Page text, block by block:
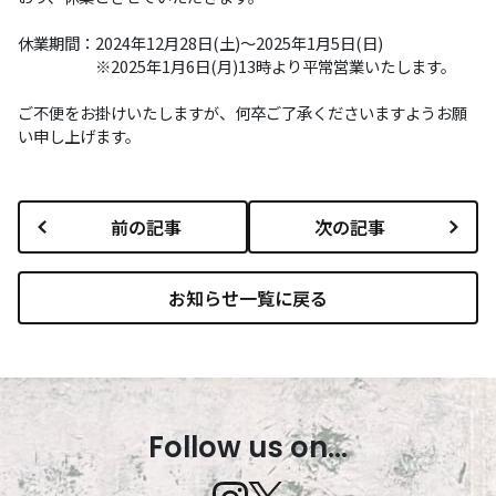
休業期間：2024年12月28日(土)～2025年1月5日(日)
※2025年1月6日(月)13時より平常営業いたします。
ご不便をお掛けいたしますが、何卒ご了承くださいますようお願
い申し上げます。
前の記事 次の記事
お知らせ一覧に戻る
Follow us on...